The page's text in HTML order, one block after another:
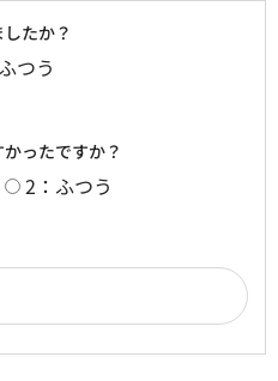
たか？
つう
ったですか？
2：ふつう